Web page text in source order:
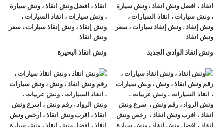
سير مفاجي او ان تتعطل سيارتك وقد تحتاج الي نقلها الي اقرب
مركز صيانة او توكيل.
أذا كنت تبحث عن ونش انقاذ سيارات في اسيوط اتصل بنا الان
علي 01063144040
01093018585
–
01120018852 ونش انقاذ الوادي الجديد ونش انقاذ البحيرة